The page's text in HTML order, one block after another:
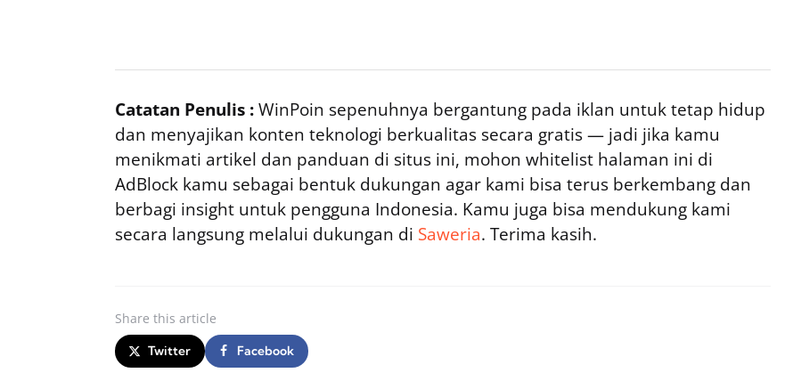
Catatan Penulis :WinPoin sepenuhnya bergantung pada iklan untuk tetap hidup
dan menyajikan konten teknologi berkualitas secara gratis — jadi jika kamu
menikmati artikel dan panduan di situs ini, mohon whitelist halaman ini di
AdBlock kamu sebagai bentuk dukungan agar kami bisa terus berkembang dan
berbagi insight untuk pengguna Indonesia. Kamu juga bisa mendukung kami
secara langsung melalui dukungan di Saweria. Terima kasih.
Share this article
Twitter Facebook